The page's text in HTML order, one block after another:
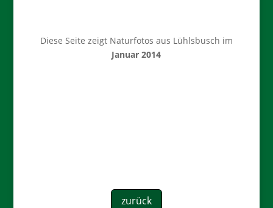
Diese Seite zeigt Naturfotos aus Lühlsbusch im
Januar 2014
zurück